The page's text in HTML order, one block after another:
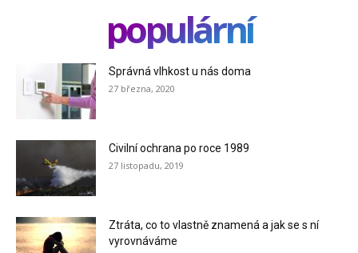
populární
Správná vlhkost u nás doma
27 března, 2020
Civilní ochrana po roce 1989
27 listopadu, 2019
Ztráta, co to vlastně znamená a jak se s ní
vyrovnáváme